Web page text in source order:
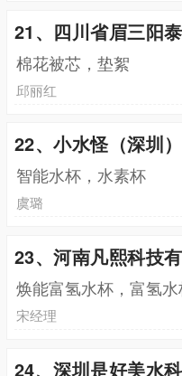
21、四川省眉三阳
棉花被芯，垫絮
邱丽红
22、小水怪（深圳
智能水杯，水素杯
虞璐
23、河南凡熙科技
焕能富氢水杯，富氢
宋经理
24、深圳是好美水